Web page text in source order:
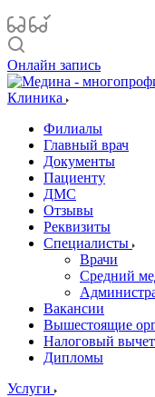
Онлайн запись
Клиника
Филиалы
Главный врач
Документы
Пациенту
ДМС
Отзывы
Реквизиты
Специалисты
Врачи
Средний
Вакансии
Вышестоящие
Налоговый вычет
Дипломы
Услуги